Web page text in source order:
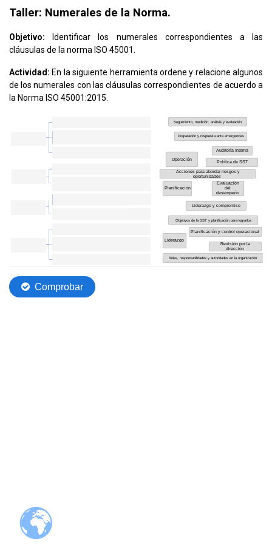
Taller: Numerales de la Norma.
Objetivo: Identificar los numerales correspondientes a las
cláusulas de la norma ISO 45001.
Actividad:En la siguiente herramienta ordene y relacione algunos
de los numerales con las cláusulas correspondientes de acuerdo a
la Norma ISO 45001:2015.